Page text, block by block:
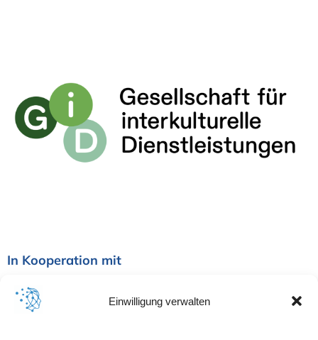
Einwilligung verwalten
In Kooperation mit